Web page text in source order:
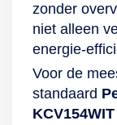
zonder
niet alleen
energie-
Voor de
standaard
KCV154WIT